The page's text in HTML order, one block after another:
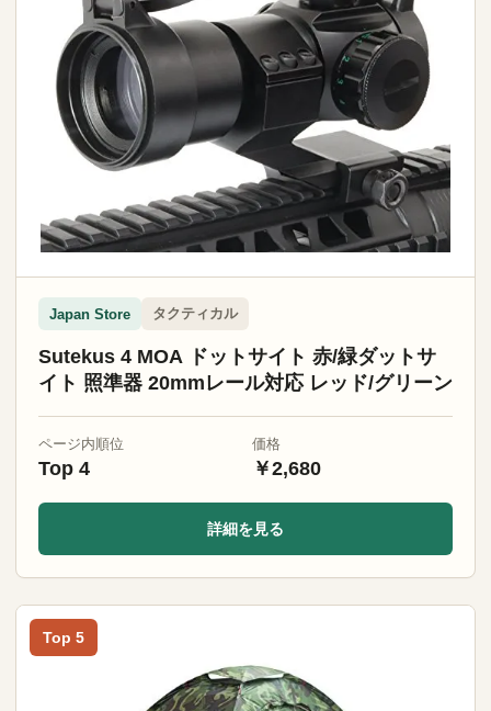
Japan Store タクティカル
Sutekus 4 MOA ドットサイト 赤/緑ダットサ
イト 照準器 20mmレール対応 レッド/グリーン
ページ内順位
Top 4
価格
￥2,680
詳細を見る
Top 5